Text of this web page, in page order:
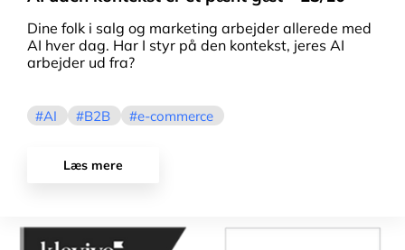
Dine folk i salg og marketing arbejder allerede med
AI hver dag. Har I styr på den kontekst, jeres AI
arbejder ud fra?
AI B2B e-commerce
Læs mere